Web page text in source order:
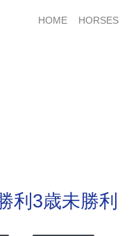
HOME
HORSES
利 3歳未勝利